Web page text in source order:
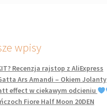
wpisy
Recenzja rajstop z AliExpress
Ars Amandi – Okiem Jolanty
effect w ciekawym odcieniu
Fiore Half Moon 20DEN